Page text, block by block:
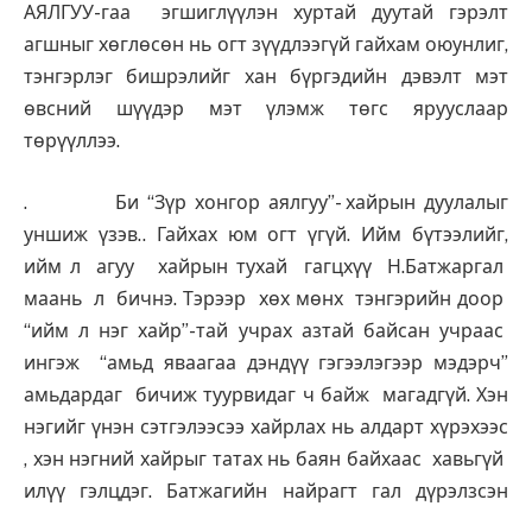
АЯЛГУУ-гаа эгшиглүүлэн хуртай дуутай гэрэлт
агшныг хөглөсөн нь огт зүүдлээгүй гайхам оюунлиг,
тэнгэрлэг бишрэлийг хан бүргэдийн дэвэлт мэт
өвсний шүүдэр мэт үлэмж төгс ярууслаар
төрүүллээ.
. Би “Зүр хонгор аялгуу”- хайрын дуулалыг
уншиж үзэв.. Гайхах юм огт үгүй. Ийм бүтээлийг,
ийм л агуу хайрын тухай гагцхүү Н.Батжаргал
маань л бичнэ. Тэрээр хөх мөнх тэнгэрийн доор
“ийм л нэг хайр”-тай учрах азтай байсан учраас
ингэж “амьд яваагаа дэндүү гэгээлэгээр мэдэрч”
амьдардаг бичиж туурвидаг ч байж магадгүй. Хэн
нэгийг үнэн сэтгэлээсээ хайрлах нь алдарт хүрэхээс
, хэн нэгний хайрыг татах нь баян байхаас хавьгүй
илүү гэлцдэг. Батжагийн найрагт гал дүрэлзсэн